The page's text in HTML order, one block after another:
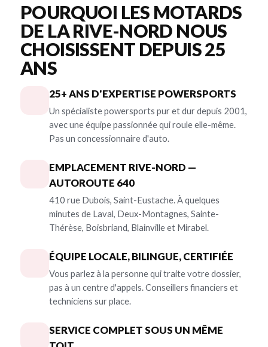
POURQUOI LES MOTARDS
DE LA RIVE-NORD NOUS
CHOISISSENT DEPUIS 25
ANS
25+ ANS D'EXPERTISE POWERSPORTS
Un spécialiste powersports pur et dur depuis 2001,
avec une équipe passionnée qui roule elle-même.
Pas un concessionnaire d'auto.
EMPLACEMENT RIVE-NORD —
AUTOROUTE 640
410 rue Dubois, Saint-Eustache. À quelques
minutes de Laval, Deux-Montagnes, Sainte-
Thérèse, Boisbriand, Blainville et Mirabel.
ÉQUIPE LOCALE, BILINGUE, CERTIFIÉE
Vous parlez à la personne qui traite votre dossier,
pas à un centre d'appels. Conseillers financiers et
techniciens sur place.
SERVICE COMPLET SOUS UN MÊME